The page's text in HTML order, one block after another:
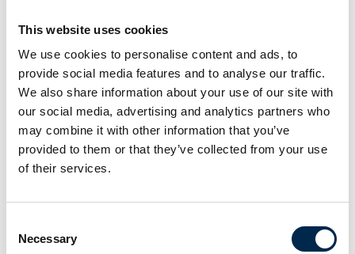
This website uses cookies
We use cookies to personalise content and ads, to
provide social media features and to analyse our traffic.
We also share information about your use of our site with
our social media, advertising and analytics partners who
may combine it with other information that you’ve
provided to them or that they’ve collected from your use
of their services.
Selection
Necessary
Hessel Trucks A/S
Atego
Carglass A/S
Autoglas